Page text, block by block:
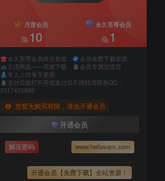
月度会员
10
永久至尊会员
1
永久至尊会员终生有效
会员免费下载资源
主流网盘——高速下载
会员专属交流群
专人上传每天更新
支付页面打不开或支付后不跳转请联系QQ：
3317425885
您暂无购买权限，请先开通会员
开通会员
解压密码 www.hellovam.com
开通会员【免费下载】全站资源！